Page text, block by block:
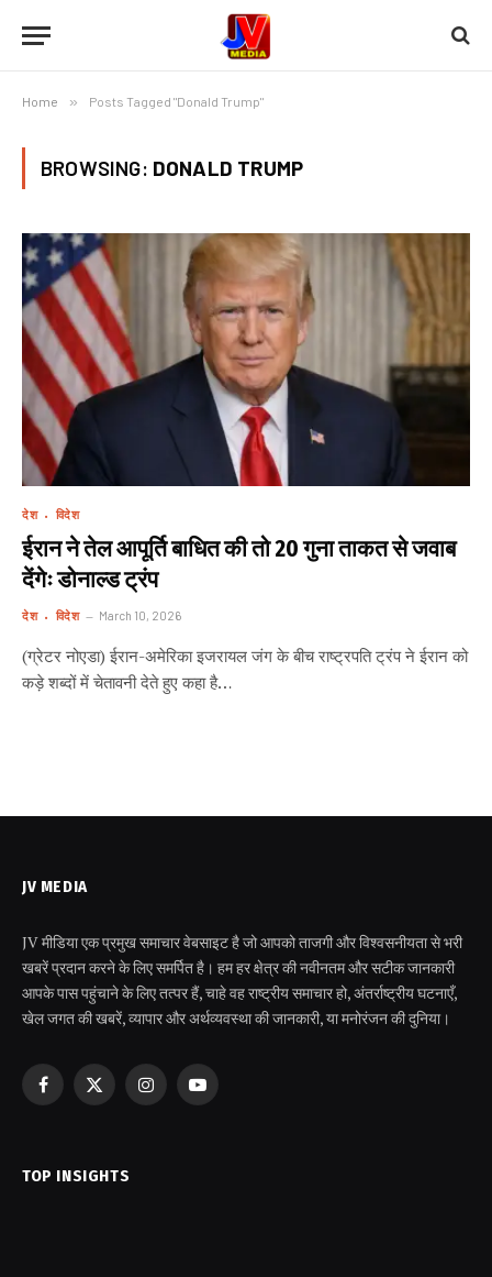
Home » Posts Tagged "Donald Trump"
BROWSING: DONALD TRUMP
देश विदेश
ईरान ने तेल आपूर्ति बाधित की तो 20 गुना ताकत से जवाब
देंगेः डोनाल्ड ट्रंप
देश विदेश March 10, 2026
(ग्रेटर नोएडा) ईरान-अमेरिका इजरायल जंग के बीच राष्ट्रपति ट्रंप ने ईरान को
कड़े शब्दों में चेतावनी देते हुए कहा है…
JV MEDIA
JV मीडिया एक प्रमुख समाचार वेबसाइट है जो आपको ताजगी और विश्वसनीयता से भरी
खबरें प्रदान करने के लिए समर्पित है। हम हर क्षेत्र की नवीनतम और सटीक जानकारी
आपके पास पहुंचाने के लिए तत्पर हैं, चाहे वह राष्ट्रीय समाचार हो, अंतर्राष्ट्रीय घटनाएँ,
खेल जगत की खबरें, व्यापार और अर्थव्यवस्था की जानकारी, या मनोरंजन की दुनिया।
Facebook
X
InstagramYouTube
TOP INSIGHTS